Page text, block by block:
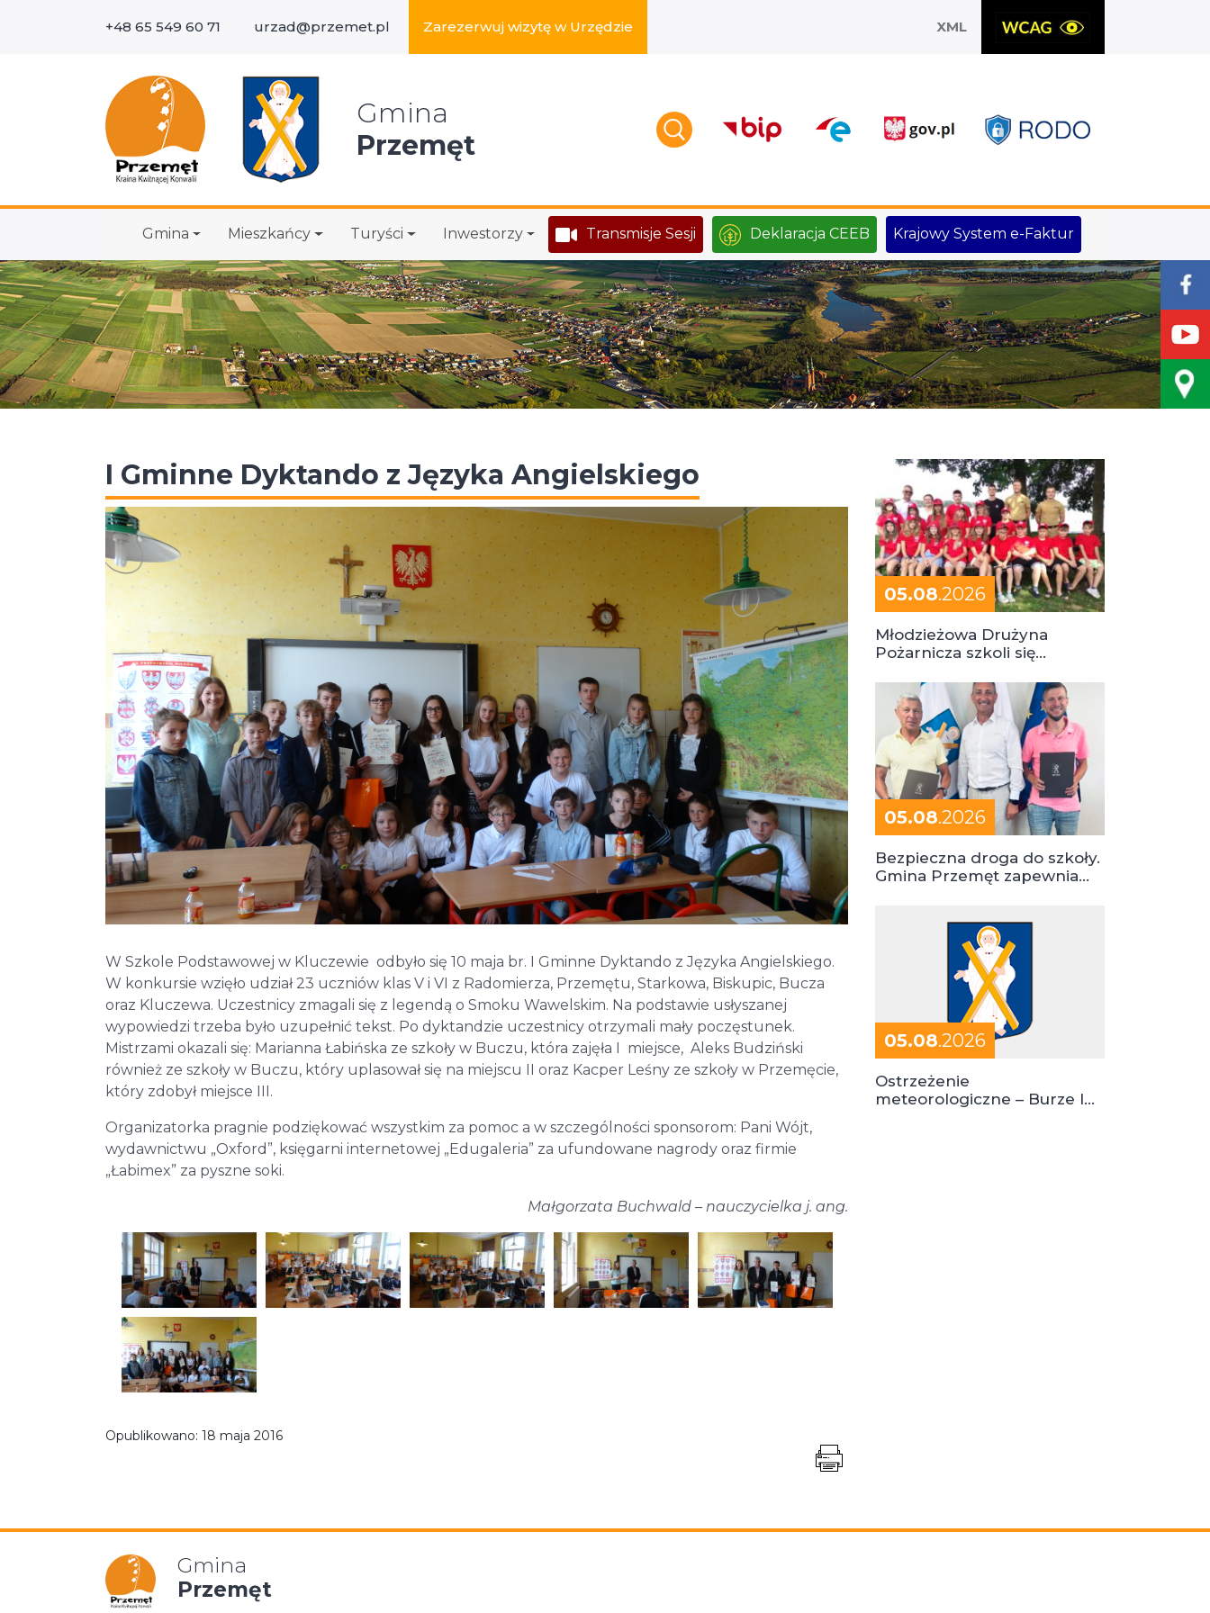
+48 65 549 60 71 urzad@przemet.pl Zarezerwuj wizytę w Urzędzie XML
Gmina
Przemęt
Gmina Mieszkańcy Turyści Inwestorzy Transmisje Sesji Deklaracja CEEB Krajowy System e-Faktur
I Gminne Dyktando z Języka Angielskiego
W Szkole Podstawowej w Kluczewie odbyło się 10 maja br. I Gminne Dyktando z Języka Angielskiego.
W konkursie wzięło udział 23 uczniów klas V i VI z Radomierza, Przemętu, Starkowa, Biskupic, Bucza
oraz Kluczewa. Uczestnicy zmagali się z legendą o Smoku Wawelskim. Na podstawie usłyszanej
wypowiedzi trzeba było uzupełnić tekst. Po dyktandzie uczestnicy otrzymali mały poczęstunek.
Mistrzami okazali się: Marianna Łabińska ze szkoły w Buczu, która zajęła I miejsce, Aleks Budziński
również ze szkoły w Buczu, który uplasował się na miejscu II oraz Kacper Leśny ze szkoły w Przemęcie,
który zdobył miejsce III.
Organizatorka pragnie podziękować wszystkim za pomoc a w szczególności sponsorom: Pani Wójt,
wydawnictwu „Oxford”, księgarni internetowej „Edugaleria” za ufundowane nagrody oraz firmie
„Łabimex” za pyszne soki.
Małgorzata Buchwald – nauczycielka j. ang.
Opublikowano: 18 maja 2016
05.08.2026
Młodzieżowa Drużyna
Pożarnicza szkoli się
05.08.2026
Bezpieczna droga do szkoły.
Gmina Przemęt zapewnia
05.08.2026
Ostrzeżenie
meteorologiczne – Burze I
Gmina
Przemęt
Wyszukaj w serwisie